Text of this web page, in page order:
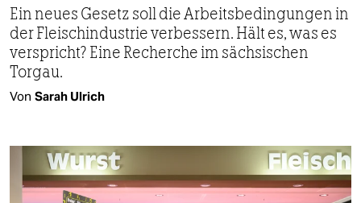
Ein neues Gesetz soll die Arbeitsbedingungen in
der Fleischindustrie verbessern. Hält es, was es
verspricht? Eine Recherche im sächsischen
Torgau.
Von Sarah Ulrich